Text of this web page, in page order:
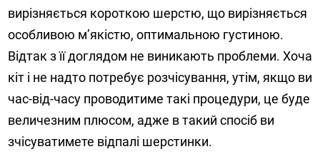
вирізняється короткою шерстю, що вирізняється
особливою м’якістю, оптимальною густиною.
Відтак з її доглядом не виникають проблеми. Хоча
кіт і не надто потребує розчісування, утім, якщо ви
час-від-часу проводитиме такі процедури, це буде
величезним плюсом, адже в такий спосіб ви
зчісуватимете відпалі шерстинки.